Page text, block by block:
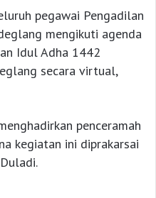
pegawai Pengadilan
mengikuti agenda
Idul Adha 1442
secara virtual,
penceramah
kegiatan ini diprakarsai